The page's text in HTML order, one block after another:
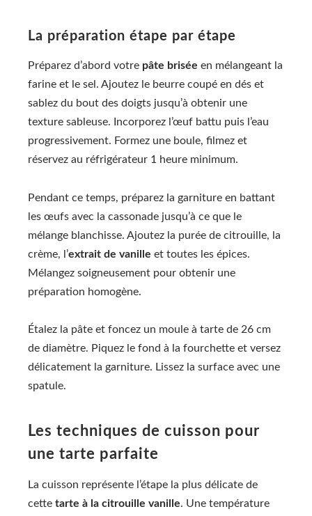
La préparation étape par étape
Préparez d’abord votre pâte brisée en mélangeant la
farine et le sel. Ajoutez le beurre coupé en dés et
sablez du bout des doigts jusqu’à obtenir une
texture sableuse. Incorporez l’œuf battu puis l’eau
progressivement. Formez une boule, filmez et
réservez au réfrigérateur 1 heure minimum.
Pendant ce temps, préparez la garniture en battant
les œufs avec la cassonade jusqu’à ce que le
mélange blanchisse. Ajoutez la purée de citrouille, la
crème, l’extrait de vanille et toutes les épices.
Mélangez soigneusement pour obtenir une
préparation homogène.
Étalez la pâte et foncez un moule à tarte de 26 cm
de diamètre. Piquez le fond à la fourchette et versez
délicatement la garniture. Lissez la surface avec une
spatule.
Les techniques de cuisson pour
une tarte parfaite
La cuisson représente l’étape la plus délicate de
cette tarte à la citrouille vanille. Une température